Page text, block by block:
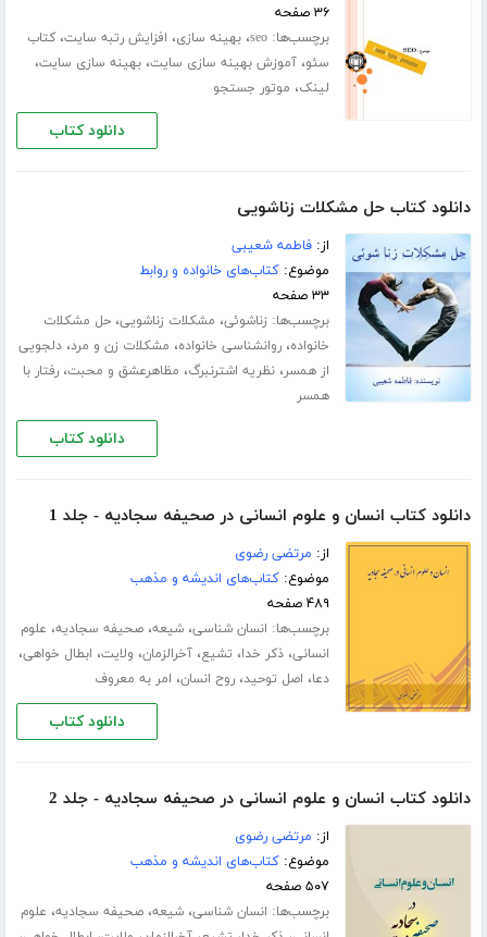
۳۶ صفحه
برچسب‌ها:seo،بهینه سازی، افزایش رتبه سایت،کتاب
سئو،آموزش بهینه سازی سایت،بهینه سازی سایت،
لینک، موتور جستجو
دانلود کتاب
دانلود کتاب حل مشکلات زناشویی
از:فاطمه شعیبی
موضوع:کتاب‌های خانواده و روابط
۳۳ صفحه
برچسب‌ها: زناشوئی، مشکلات زناشویی،حل مشکلات
خانواده،روانشناسی خانواده، مشکلات زن و مرد،دلجویی
از همسر،نظریه اشترنبرگ، مظاهرعشق و محبت،رفتار با
همسر
دانلود کتاب
دانلود کتاب انسان و علوم انسانی در صحیفه سجادیه - جلد 1
از: مرتضی رضوی
موضوع:کتاب‌های اندیشه و مذهب
۴۸۹ صفحه
برچسب‌ها: انسان شناسی،شیعه،صحیفه سجادیه، علوم
انسانی،ذکر خدا، تشیع،آخرالزمان، ولایت، ابطال خواهی،
دعا، اصل توحید،روح انسان، امر به معروف
دانلود کتاب
دانلود کتاب انسان و علوم انسانی در صحیفه سجادیه - جلد 2
از: مرتضی رضوی
موضوع:کتاب‌های اندیشه و مذهب
۵۰۷ صفحه
برچسب‌ها: انسان شناسی،شیعه،صحیفه سجادیه، علوم